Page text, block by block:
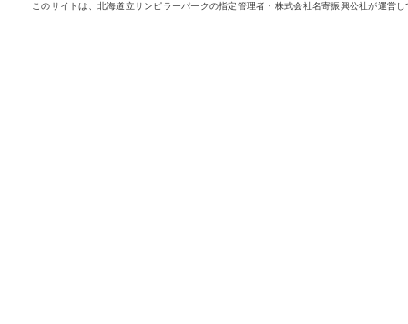
このサイトは、北海道立サンピラーパークの指定管理者・株式会社名寄振興公社が運営